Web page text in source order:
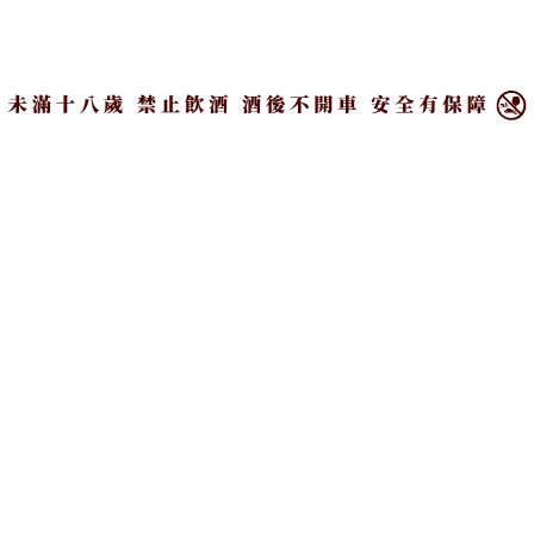
接下一個挑戰的備戰力量。